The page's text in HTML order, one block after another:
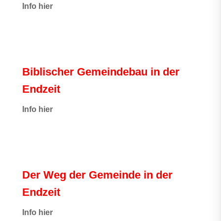
nfo hier
Biblischer Gemeindebau in der
Endzeit
Info hier
Der Weg der Gemeinde in der
Endzeit
Info hier